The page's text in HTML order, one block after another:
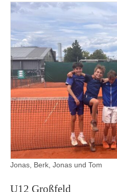
Jonas, Berk, Jonas und Tom
U12 Großfeld